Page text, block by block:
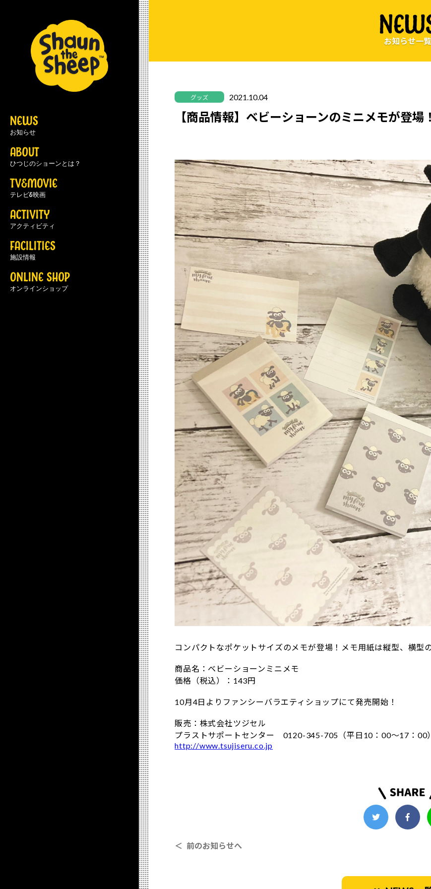
NEWS
お知らせ
ABOUT
ひつじのショーンとは？
TV&MOVIE
テレビ&映画
ACTIVITY
アクティビティ
FACILITIES
施設情報
ONLINE SHOP
オンラインショップ
お知らせ一覧
グッズ 2021.10.04
【商品情報】ベビーショーンのミニメモが登場！
コンパクトなポケットサイズのメモが登場！メモ用紙は縦型、横型
商品名：ベビーショーンミニメモ
価格（税込）：143円
10月4日よりファンシーバラエティショップにて発売開始！
販売：株式会社ツジセル
プラストサポートセンター 0120-345-705（平日10：00～17：00
http://www.tsujiseru.co.jp
＜ 前のお知らせへ